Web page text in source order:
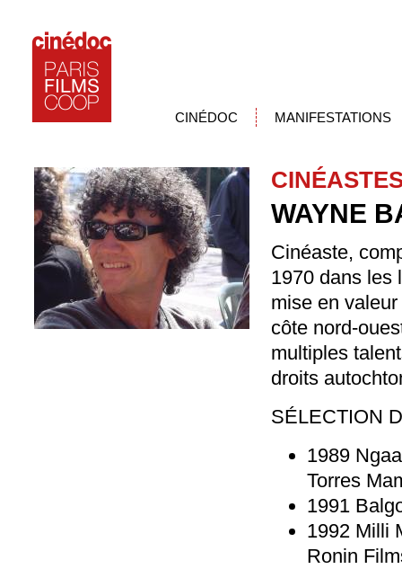
CINÉDOC MANIFESTATIONS
WAYNE
Cinéaste,
1970 dans les
mise en
côte nord-
multiples
droits
SÉLECTION
1989
Torres
1991
1992 Milli
Ronin